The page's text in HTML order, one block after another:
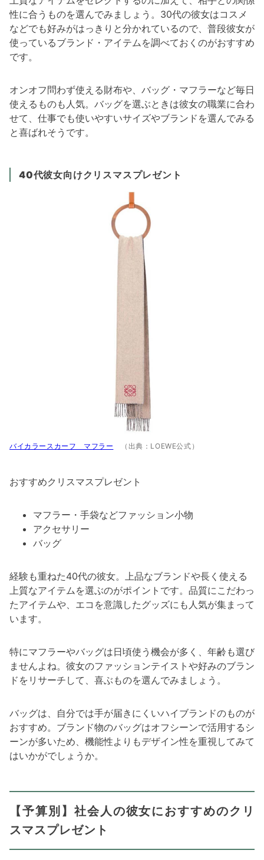
性に合うものを選んでみましょう。30代の彼女はコスメ
などでも好みがはっきりと分かれているので、普段彼女が
使っているブランド・アイテムを調べておくのがおすすめ
です。
オンオフ問わず使える財布や、バッグ・マフラーなど毎日
使えるものも人気。バッグを選ぶときは彼女の職業に合わ
せて、仕事でも使いやすいサイズやブランドを選んでみる
と喜ばれそうです。
40代彼女向けクリスマスプレゼント
バイカラースカーフ マフラー （出典：LOEWE公式）
おすすめクリスマスプレゼント
マフラー・手袋などファッション小物
アクセサリー
バッグ
経験も重ねた40代の彼女。上品なブランドや長く使える
上質なアイテムを選ぶのがポイントです。品質にこだわっ
たアイテムや、エコを意識したグッズにも人気が集まって
います。
特にマフラーやバッグは日頃使う機会が多く、年齢も選び
ませんよね。彼女のファッションテイストや好みのブラン
ドをリサーチして、喜ぶものを選んでみましょう。
バッグは、自分では手が届きにくいハイブランドのものが
おすすめ。ブランド物のバッグはオフシーンで活用するシ
ーンが多いため、機能性よりもデザイン性を重視してみて
はいかがでしょうか。
【予算別】社会人の彼女におすすめのクリ
スマスプレゼント